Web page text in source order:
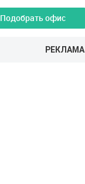
Подобрать офис
РЕКЛАМА